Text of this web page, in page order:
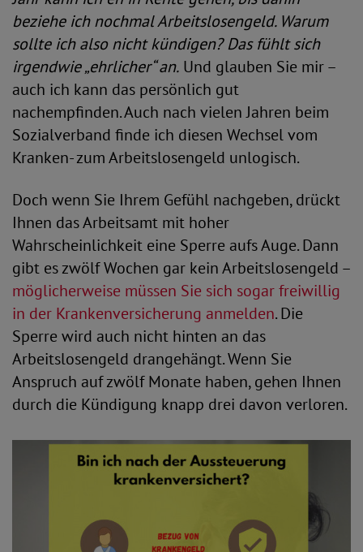
beziehe ich nochmal Arbeitslosengeld. Warum
sollte ich also nicht kündigen? Das fühlt sich
irgendwie „ehrlicher“ an. Und glauben Sie mir –
auch ich kann das persönlich gut
nachempfinden. Auch nach vielen Jahren beim
Sozialverband finde ich diesen Wechsel vom
Kranken- zum Arbeitslosengeld unlogisch.
Doch wenn Sie Ihrem Gefühl nachgeben, drückt
Ihnen das Arbeitsamt mit hoher
Wahrscheinlichkeit eine Sperre aufs Auge. Dann
gibt es zwölf Wochen gar kein Arbeitslosengeld –
möglicherweise müssen Sie sich sogar freiwillig
in der Krankenversicherung anmelden. Die
Sperre wird auch nicht hinten an das
Arbeitslosengeld drangehängt. Wenn Sie
Anspruch auf zwölf Monate haben, gehen Ihnen
durch die Kündigung knapp drei davon verloren.